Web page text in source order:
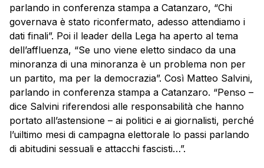
parlando in conferenza stampa a Catanzaro, “Chi
governava è stato riconfermato, adesso attendiamo i
dati finali”. Poi il leader della Lega ha aperto al tema
dell’affluenza, “Se uno viene eletto sindaco da una
minoranza di una minoranza è un problema non per
un partito, ma per la democrazia”. Così Matteo Salvini,
parlando in conferenza stampa a Catanzaro. “Penso –
dice Salvini riferendosi alle responsabilità che hanno
portato all’astensione – ai politici e ai giornalisti, perché
l’uiltimo mesi di campagna elettorale lo passi parlando
di abitudini sessuali e attacchi fascisti…”.